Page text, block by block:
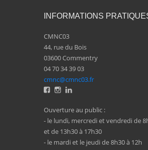
INFORMATIONS
CMNC03
44, rue du Bois
03600 Commentry
04 70 34 39 03
cmnc@cmnc03.fr
Ouverture au public :
- le lundi, mercredi et vendredi de
et de 13h30 à 17h30
- le mardi et le jeudi de 8h30 à 12h